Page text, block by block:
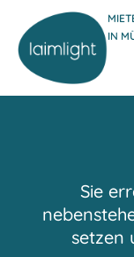
IN
Sie
setzen